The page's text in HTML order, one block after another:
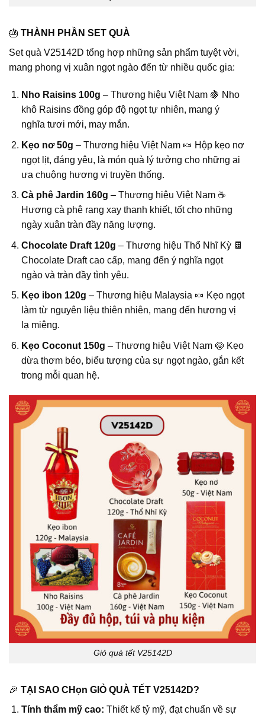
🎂 THÀNH PHẦN SET QUÀ
Set quà V25142D tổng hợp những sản phẩm tuyệt vời,
mang phong vị xuân ngọt ngào đến từ nhiều quốc gia:
Nho Raisins 100g – Thương hiệu Việt Nam 🍇 Nho
khô Raisins đồng góp độ ngọt tự nhiên, mang ý
nghĩa tươi mới, may mắn.
Kẹo nơ 50g – Thương hiệu Việt Nam 🍬 Hộp kẹo nơ
ngọt lịt, đáng yêu, là món quà lý tưởng cho những ai
ưa chuộng hương vị truyền thống.
Cà phê Jardin 160g – Thương hiệu Việt Nam ☕
Hương cà phê rang xay thanh khiết, tốt cho những
ngày xuân tràn đầy năng lượng.
Chocolate Draft 120g – Thương hiệu Thổ Nhĩ Kỳ 🍫
Chocolate Draft cao cấp, mang đến ý nghĩa ngọt
ngào và tràn đầy tình yêu.
Kẹo ibon 120g – Thương hiệu Malaysia 🍬 Kẹo ngọt
làm từ nguyên liệu thiên nhiên, mang đến hương vị
lạ miệng.
Kẹo Coconut 150g – Thương hiệu Việt Nam 🍥 Kẹo
dừa thơm béo, biểu tượng của sự ngọt ngào, gắn kết
trong mỗi quan hệ.
Giỏ quà tết V25142D
🎉 TẠI SAO CHọn GIỎ QUÀ TẾT V25142D?
Tính thẩm mỹ cao: Thiết kế tỷ mỹ, đạt chuẩn về sự